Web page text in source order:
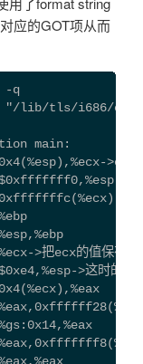
应的GOT项从而
-q
"/lib/tls/i686/
main:
>ecx
$0xfffffff0,%esp
0xfffffffc(%ecx)
>把ecx的值保存在
>这时的